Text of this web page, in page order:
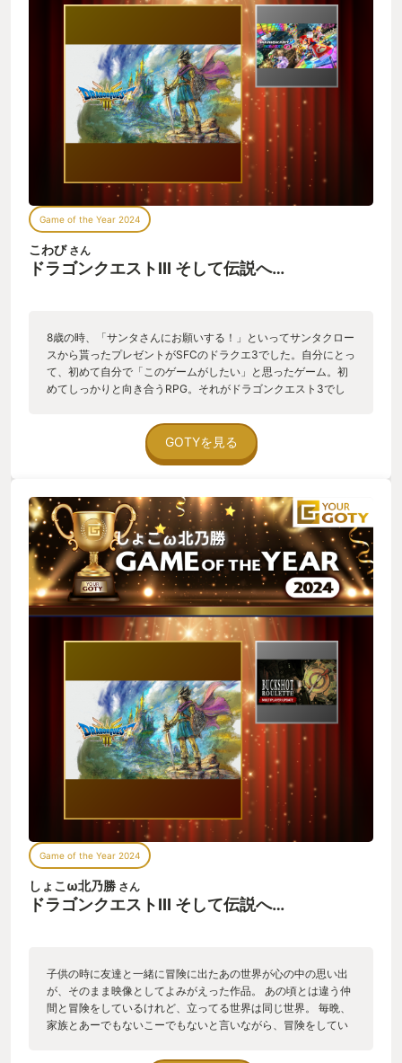
い人間です。だって、セーブデータ消えたんだもの、仕方ない
じゃない。 （といっても８割くらいはプレイ済み） ということ
で、毎日LINEグループに飛んでくるネタバレトークを回避すべ
く必死にプレイすることになりました。ちょっとでも遅れると
進行報告と一緒にネタバレが雨あられと飛んできます。 止まれ
ない・・！ 止まったらヤラれる・・！ おかげさまで一気にプレ
イを進めてクリアまで到達しました。ゲームを遊んでて最初か
ら最後まで一度も他のゲームに浮気せずにクリアしたのって、
何年ぶりだろう‥ ドラクエ3はおっさんを少年に戻してくれる素
晴らしいゲームでした。 あ、ゲームとしての評価の話を忘れて
ましたが、ゲーム自体もちろん楽しかったですよ！ 音楽流れる
たびに感動しちゃってなかなか進みませんね！
Game of the Year 2024
こわびさん
ドラゴンクエストIII そして伝説へ…
8歳の時、「サンタさんにお願いする！」といってサンタクロー
スから貰ったプレゼントがSFCのドラクエ3でした。自分にとっ
て、初めて自分で「このゲームがしたい」と思ったゲーム。初
めてしっかりと向き合うRPG。それがドラゴンクエスト3でし
の名前に好きな女の子の名前をつけたり、謎が解けず行き詰ま
ったり、ヤマタノオロチが強くて何度も全滅したり。時には冒
険の書が消えて絶望したりと、自分のゲーム感、人生観全ての
事に活きています。 今年の6月に発売日が発表され、発売まで
の数ヶ月、情報は見たいけどゲーム画面は自分がプレイする時
にみたい！とできる限り情報を遮断しました。そんな中でパー
ティをどうしようか、など昔の記憶を頼りに考え、発売日を毎
日毎日楽しみにしていました。そのゲームの事を考えている時
間もプレイ時間に含むなら、間違いなく今年一番プレイした
（考えた）ゲームです。 そしてついに発売しSwitch版のドラゴ
ンクエスト3が自分の手元へ。 まずパッケージを裏返すとSFC
版のパッケージになることを知り涙。すぐに裏返しました。笑
性格診断は昔と同じロマンチストになり思わず笑ってしまいま
した。その後、「起きなさい」とボイス付きでストーリーが始
まったことにまた涙。購入から開始数分で2度も涙する涙腺の弱
さに20数年の時を感じました。 以前は自分、友人（戦士）、友
人（武闘家）、好きな女子（魔法使いor僧侶）で冒険していま
したが、36歳になった自分は自分、妻（商人）、長男（盗
賊）、次男（魔物使い）のパーティで冒険へ。アリアハンを歩
く一歩一歩は全てが懐かしく、そして新鮮でした。変わらない
セリフにニヤリとしたり、追加されたオルテガの回想に涙した
り。SFCではボスがいなかったダンジョンに突然ボスが現れ全
滅したり、新たなドラクエ3を毎日満喫しています。 そして、
プレイすればするほど、自分にとっていかにドラゴンクエスト3
というゲームが特別な存在だったのかを再確認しています。
「めいれいさせろ」を使わない！をマイルールとしてスタート
し、現実でもゲーム内でも予測出来ない行動を取る息子に手を
焼きながらなんとか冒険を進めました。 育児をしながらという
イ。そして12月に入りなんとか魔王バラモスへ。 緊迫した戦
い。「パバとママが補助するから、息子たちよ攻めなさい！」
と息子二人をアタッカーにしていましたが、バトル中盤と終盤
にまさかのバシルーラ（戦闘からメンバーを強制離脱させる呪
GOTYを見る
Game of the Year 2024
しょこω北乃勝 さん
ドラゴンクエストIII そして伝説へ…
子供の時に友達と一緒に冒険に出たあの世界が心の中の思い出
が、そのまま映像としてよみがえった作品。 あの頃とは違う仲
間と冒険をしているけれど、立ってる世界は同じ世界。 毎晩、
家族とあーでもないこーでもないと言いながら、冒険をしてい
ったけど、今作は父の背中が父の足跡が良くわかる作品になっ